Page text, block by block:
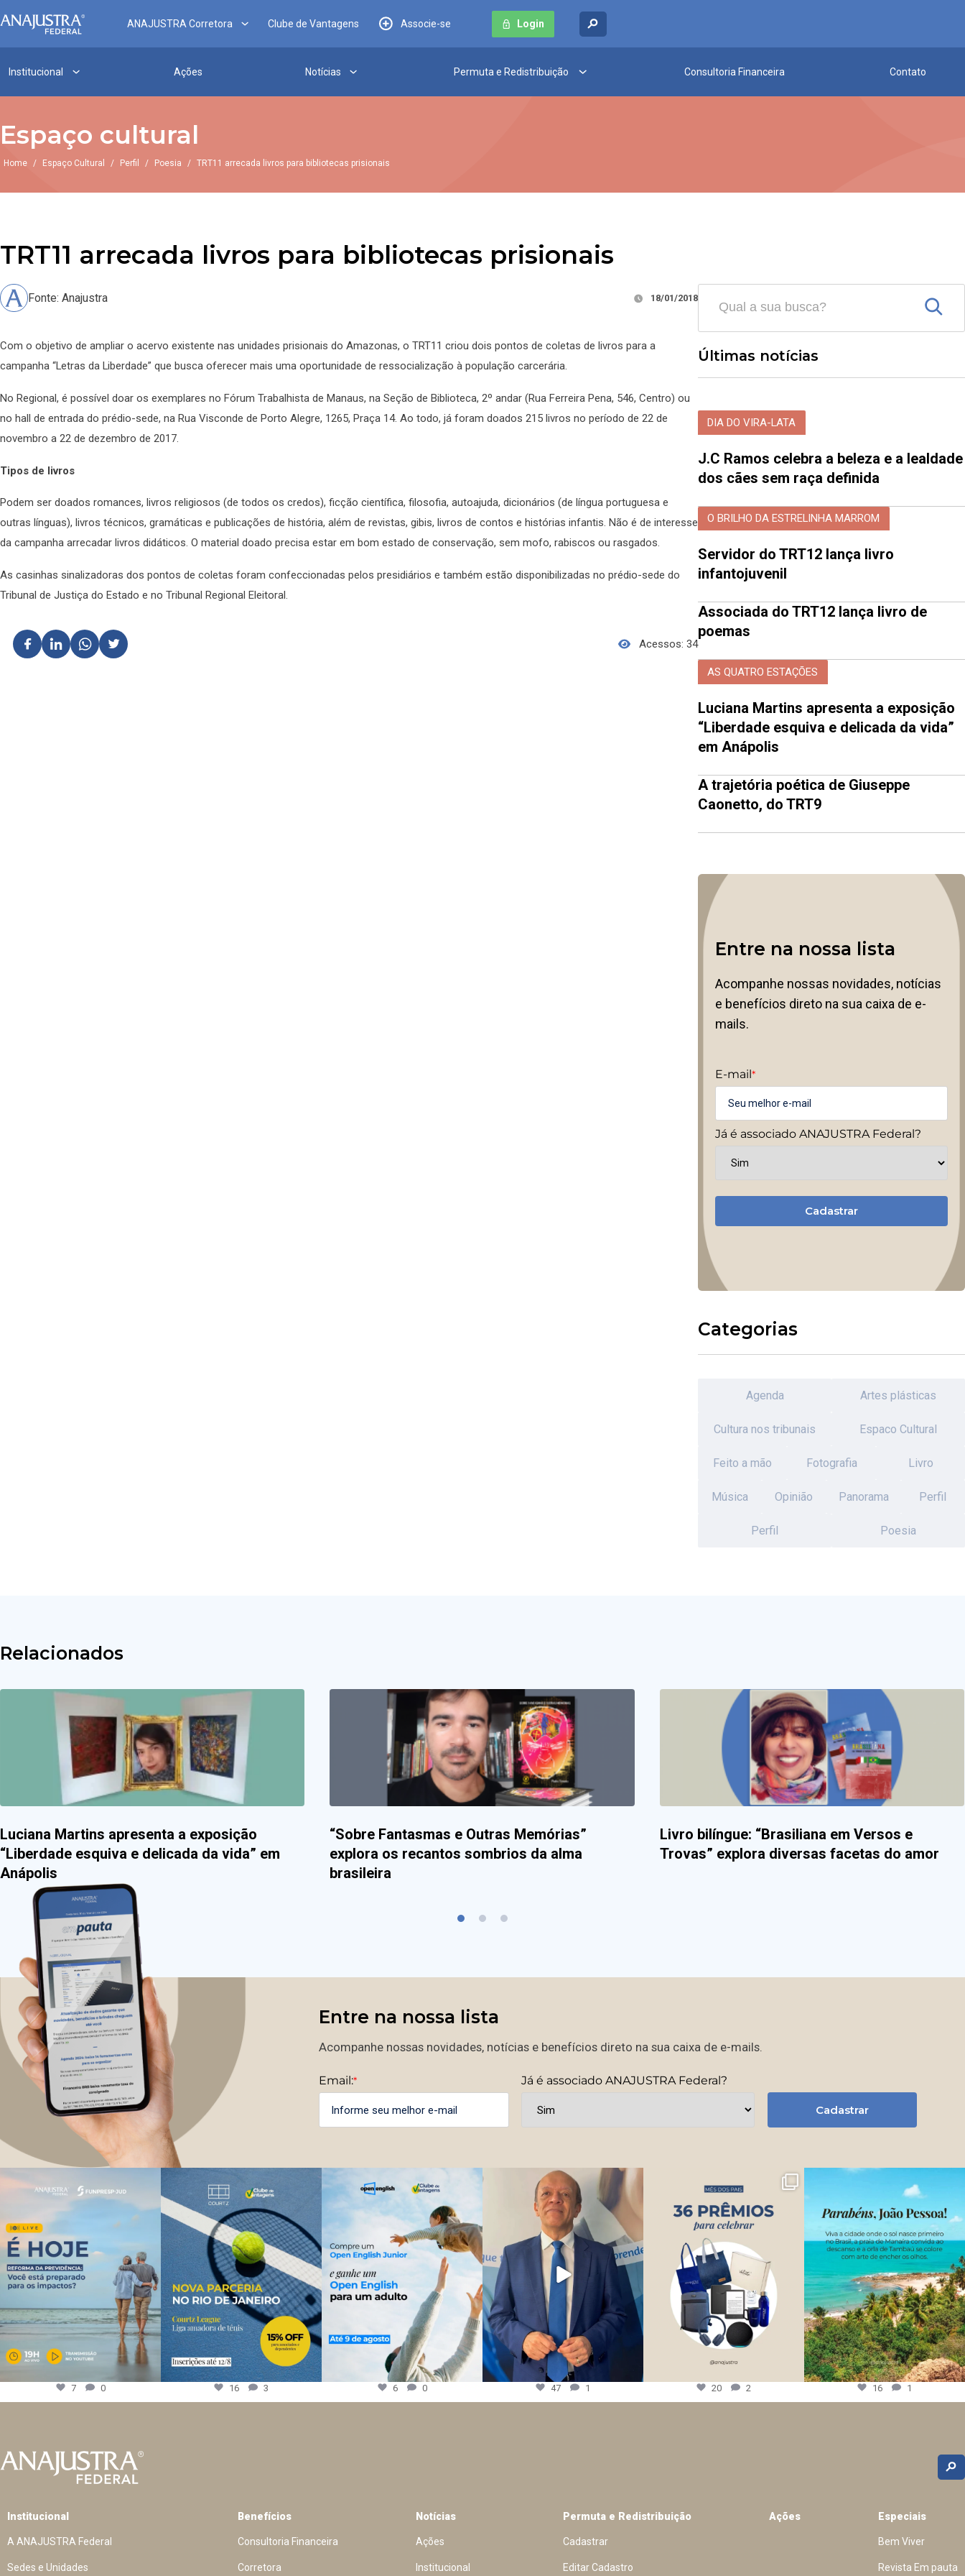
ANAJUSTRA Corretora Clube de Vantagens Associe-se Login
Institucional Ações Notícias Permuta e Redistribuição Consultoria Financeira Contato
Espaço cultural
Home / Espaço Cultural / Perfil / Poesia / TRT11 arrecada livros para bibliotecas prisionais
TRT11 arrecada livros para bibliotecas prisionais
Fonte: Anajustra 18/01/2018
Com o objetivo de ampliar o acervo existente nas unidades prisionais do Amazonas, o TRT11 criou dois pontos de coletas de livros para a
campanha “Letras da Liberdade” que busca oferecer mais uma oportunidade de ressocialização à população carcerária.
No Regional, é possível doar os exemplares no Fórum Trabalhista de Manaus, na Seção de Biblioteca, 2º andar (Rua Ferreira Pena, 546, Centro) ou
no hall de entrada do prédio-sede, na Rua Visconde de Porto Alegre, 1265, Praça 14. Ao todo, já foram doados 215 livros no período de 22 de
novembro a 22 de dezembro de 2017.
Tipos de livros
Podem ser doados romances, livros religiosos (de todos os credos), ficção científica, filosofia, autoajuda, dicionários (de língua portuguesa e
outras línguas), livros técnicos, gramáticas e publicações de história, além de revistas, gibis, livros de contos e histórias infantis. Não é de interesse
da campanha arrecadar livros didáticos. O material doado precisa estar em bom estado de conservação, sem mofo, rabiscos ou rasgados.
As casinhas sinalizadoras dos pontos de coletas foram confeccionadas pelos presidiários e também estão disponibilizadas no prédio-sede do
Tribunal de Justiça do Estado e no Tribunal Regional Eleitoral.
Acessos: 34
Últimas notícias
DIA DO VIRA-LATA
J.C Ramos celebra a beleza e a lealdade
dos cães sem raça definida
O BRILHO DA ESTRELINHA MARROM
Servidor do TRT12 lança livro
infantojuvenil
Associada do TRT12 lança livro de
poemas
AS QUATRO ESTAÇÕES
Luciana Martins apresenta a exposição
“Liberdade esquiva e delicada da vida”
em Anápolis
A trajetória poética de Giuseppe
Caonetto, do TRT9
Entre na nossa lista
Acompanhe nossas novidades, notícias
e benefícios direto na sua caixa de e-
mails.
E-mail*
Já é associado ANAJUSTRA Federal?
Cadastrar
Categorias
Agenda Artes plásticas
Cultura nos tribunais Espaco Cultural
Feito a mão Fotografia Livro
Música Opinião Panorama Perfil
Perfil Poesia
Relacionados
Luciana Martins apresenta a exposição
“Liberdade esquiva e delicada da vida” em
Anápolis
“Sobre Fantasmas e Outras Memórias”
explora os recantos sombrios da alma
brasileira
Livro bilíngue: “Brasiliana em Versos e
Trovas” explora diversas facetas do amor
Entre na nossa lista
Acompanhe nossas novidades, notícias e benefícios direto na sua caixa de e-mails.
Email:* Já é associado ANAJUSTRA Federal?
Cadastrar
7 0 16 3 6 0 47 1 20 2 16 1
Institucional
A ANAJUSTRA Federal
Sedes e Unidades
Benefícios
Consultoria Financeira
Corretora
Notícias
Ações
Institucional
Permuta e Redistribuição
Cadastrar
Editar Cadastro
Ações Especiais
Bem Viver
Revista Em pauta